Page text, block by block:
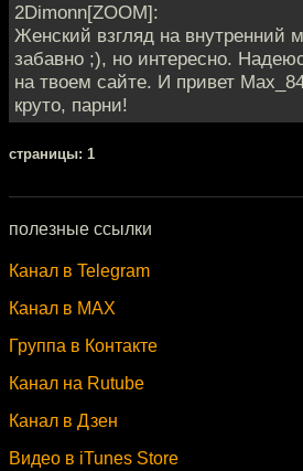
2Dimonn[ZOOM]:
Женский взгляд на внутренний
забавно ;), но интересно.
на твоем сайте. И привет
круто, парни!
cтраницы: 1
полезные ссылки
Канал в Telegram
Канал в MAX
Группа в Контакте
Канал на Rutube
Канал в Дзен
Видео в iTunes Store